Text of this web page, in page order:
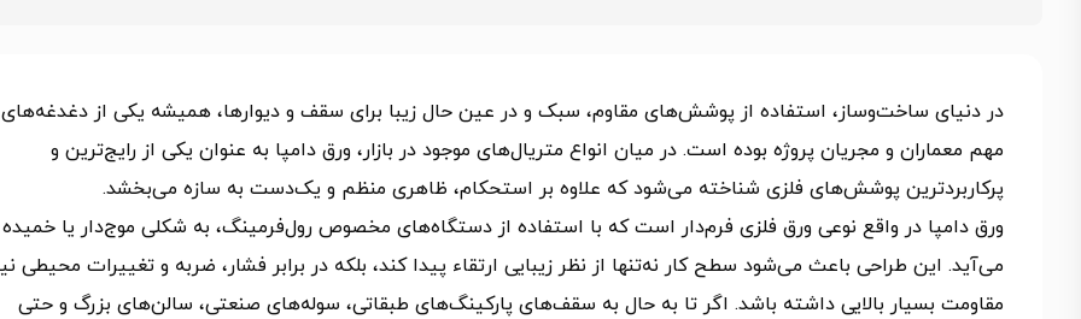
در دنیای ساخت‌وساز، استفاده از پوشش‌های مقاوم، سبک و در عین حال زیبا برای سقف و دیوارها، همیشه یکی از دغدغه‌های
مهم معماران و مجریان پروژه بوده است. در میان انواع متریال‌های موجود در بازار، ورق دامپا به عنوان یکی از رایج‌ترین و
پرکاربردترین پوشش‌های فلزی شناخته می‌شود که علاوه بر استحکام، ظاهری منظم و یک‌دست به سازه می‌بخشد.
ورق دامپا در واقع نوعی ورق فلزی فرم‌دار است که با استفاده از دستگاه‌های مخصوص رول‌فرمینگ، به شکلی موج‌دار یا
می‌آید. این طراحی باعث می‌شود سطح کار نه‌تنها از نظر زیبایی ارتقاء پیدا کند، بلکه در برابر فشار، ضربه و تغییرات محیطی
مقاومت بسیار بالایی داشته باشد. اگر تا به حال به سقف‌های پارکینگ‌های طبقاتی، سوله‌های صنعتی، سالن‌های بزرگ و حتی